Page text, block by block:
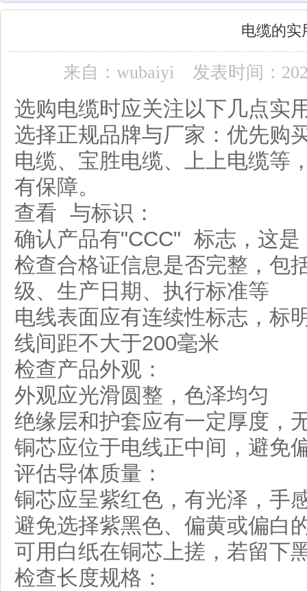
电缆的实
来自：wubaiyi 发表时间：
选购电缆时应关注以下几点实
选择正规品牌与厂家：优先购
电缆、宝胜电缆、上上电缆等
有保障。
查看 与标识：
确认产品有"CCC" 标志，这
检查合格证信息是否完整，包
级、生产日期、执行标准等
电线表面应有连续性标志，标
线间距不大于200毫米
检查产品外观：
外观应光滑圆整，色泽均匀
绝缘层和护套应有一定厚度，
铜芯应位于电线正中间，避免
评估导体质量：
铜芯应呈紫红色，有光泽，手
避免选择紫黑色、偏黄或偏白
可用白纸在铜芯上搓，若留下
检查长度规格：